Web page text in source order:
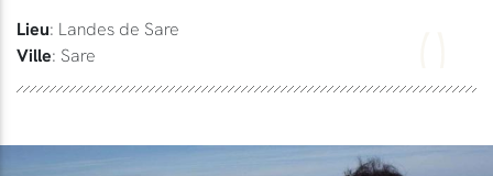
Lieu: Landes de Sare
Ville: Sare